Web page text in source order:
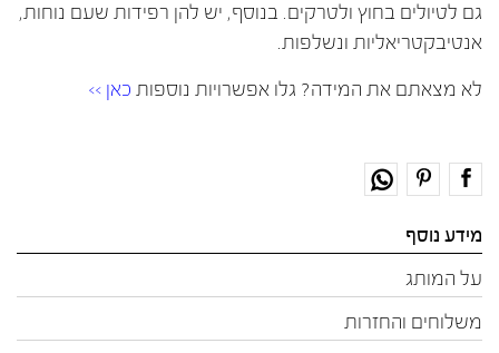
גם לטיולים בחוץ ולטרקים. בנוסף, יש להן רפידות שעם נוחות,
אנטיבקטריאליות ונשלפות.
לא מצאתם את המידה? גלו אפשרויות נוספות כאן >>
מידע נוסף
על המותג
משלוחים והחזרות